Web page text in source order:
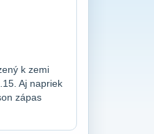
k zemi
Aj napriek
zápas